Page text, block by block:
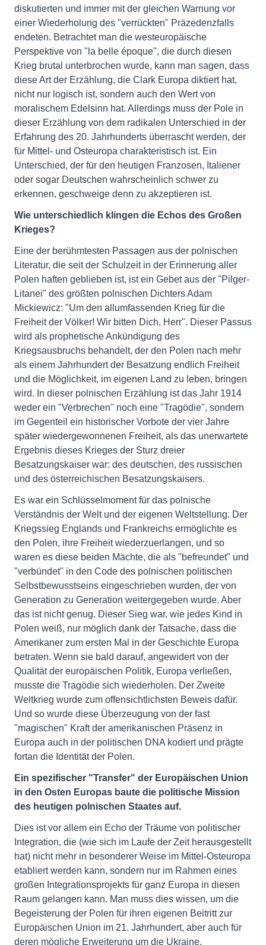
diskutierten und immer mit der gleichen Warnung vor
einer Wiederholung des "verrückten" Präzedenzfalls
endeten. Betrachtet man die westeuropäische
Perspektive von "la belle époque", die durch diesen
Krieg brutal unterbrochen wurde, kann man sagen, dass
diese Art der Erzählung, die Clark Europa diktiert hat,
nicht nur logisch ist, sondern auch den Wert von
moralischem Edelsinn hat. Allerdings muss der Pole in
dieser Erzählung von dem radikalen Unterschied in der
Erfahrung des 20. Jahrhunderts überrascht werden, der
für Mittel- und Osteuropa charakteristisch ist. Ein
Unterschied, der für den heutigen Franzosen, Italiener
oder sogar Deutschen wahrscheinlich schwer zu
erkennen, geschweige denn zu akzeptieren ist.
Wie unterschiedlich klingen die Echos des Großen
Krieges?
Eine der berühmtesten Passagen aus der polnischen
Literatur, die seit der Schulzeit in der Erinnerung aller
Polen haften geblieben ist, ist ein Gebet aus der "Pilger-
Litanei" des größten polnischen Dichters Adam
Mickiewicz: "Um den allumfassenden Krieg für die
Freiheit der Völker! Wir bitten Dich, Herr". Dieser Passus
wird als prophetische Ankündigung des
Kriegsausbruchs behandelt, der den Polen nach mehr
als einem Jahrhundert der Besatzung endlich Freiheit
und die Möglichkeit, im eigenen Land zu leben, bringen
wird. In dieser polnischen Erzählung ist das Jahr 1914
weder ein "Verbrechen" noch eine "Tragödie", sondern
im Gegenteil ein historischer Vorbote der vier Jahre
später wiedergewonnenen Freiheit, als das unerwartete
Ergebnis dieses Krieges der Sturz dreier
Besatzungskaiser war: des deutschen, des russischen
und des österreichischen Besatzungskaisers.
Es war ein Schlüsselmoment für das polnische
Verständnis der Welt und der eigenen Weltstellung. Der
Kriegssieg Englands und Frankreichs ermöglichte es
den Polen, ihre Freiheit wiederzuerlangen, und so
waren es diese beiden Mächte, die als "befreundet" und
"verbündet" in den Code des polnischen politischen
Selbstbewusstseins eingeschrieben wurden, der von
Generation zu Generation weitergegeben wurde. Aber
das ist nicht genug. Dieser Sieg war, wie jedes Kind in
Polen weiß, nur möglich dank der Tatsache, dass die
Amerikaner zum ersten Mal in der Geschichte Europa
betraten. Wenn sie bald darauf, angewidert von der
Qualität der europäischen Politik, Europa verließen,
musste die Tragödie sich wiederholen. Der Zweite
Weltkrieg wurde zum offensichtlichsten Beweis dafür.
Und so wurde diese Überzeugung von der fast
"magischen" Kraft der amerikanischen Präsenz in
Europa auch in der politischen DNA kodiert und prägte
fortan die Identität der Polen.
Ein spezifischer "Transfer" der Europäischen Union
in den Osten Europas baute die politische Mission
des heutigen polnischen Staates auf.
Dies ist vor allem ein Echo der Träume von politischer
Integration, die (wie sich im Laufe der Zeit herausgestellt
hat) nicht mehr in besonderer Weise im Mittel-Osteuropa
etabliert werden kann, sondern nur im Rahmen eines
großen Integrationsprojekts für ganz Europa in diesen
Raum gelangen kann. Man muss dies wissen, um die
Begeisterung der Polen für ihren eigenen Beitritt zur
Europäischen Union im 21. Jahrhundert, aber auch für
deren mögliche Erweiterung um die Ukraine,